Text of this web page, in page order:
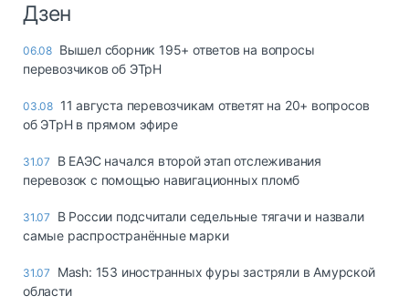
Дзен
06.08 Вышел сборник 195+ ответов на вопросы
перевозчиков об ЭТрН
03.08 11 августа перевозчикам ответят на 20+ вопросов
об ЭТрН в прямом эфире
31.07
В ЕАЭС начался второй этап отслеживания
перевозок с помощью навигационных пломб
31.07
В России подсчитали седельные тягачи и назвали
самые распространённые марки
31.07
Mash: 153 иностранных фуры застряли в Амурской
области